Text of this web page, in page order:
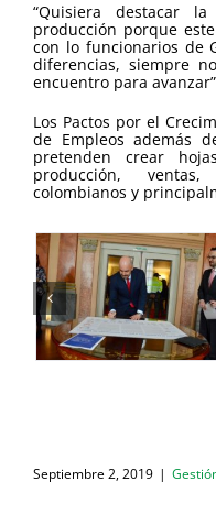
“Quisiera destacar
producción porque
con lo funcionarios de
diferencias, siempre
encuentro para
Los Pactos por el
de Empleos además
pretenden crear
producción,
colombianos y
Septiembre 2, 2019 |